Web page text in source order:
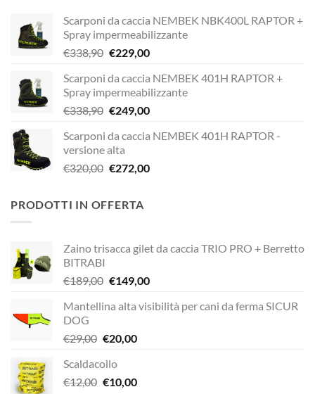
Scarponi da caccia NEMBEK NBK400L RAPTOR +
Spray impermeabilizzante
€338,90 Il
originale
era:
€338,90.
€229,00Il
attuale
è:
€229,00.
Scarponi da caccia NEMBEK 401H RAPTOR +
Spray impermeabilizzante
€338,90 Il
originale
era:
€338,90.
€249,00Il
attuale
€249,00.
Scarponi da caccia NEMBEK 401H RAPTOR -
versione alta
€320,00 Il
era:
€272,00Il
PRODOTTI IN OFFERTA
Zaino trisacca gilet da caccia TRIO PRO + Berretto
BITRABI
€189,00 Il
originale
€189,00.
€149,00Il
attuale
Mantellina alta visibilità per cani da ferma SICUR
DOG
€29,00 Il
originale
era:
€20,00Il
è:
Scaldacollo
€12,00 Il
€10,00Il